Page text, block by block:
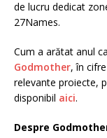
de lucru dedicat
27Names.
Cum a arătat anul
Godmother, în
relevante proiecte,
disponibil aici.
Despre